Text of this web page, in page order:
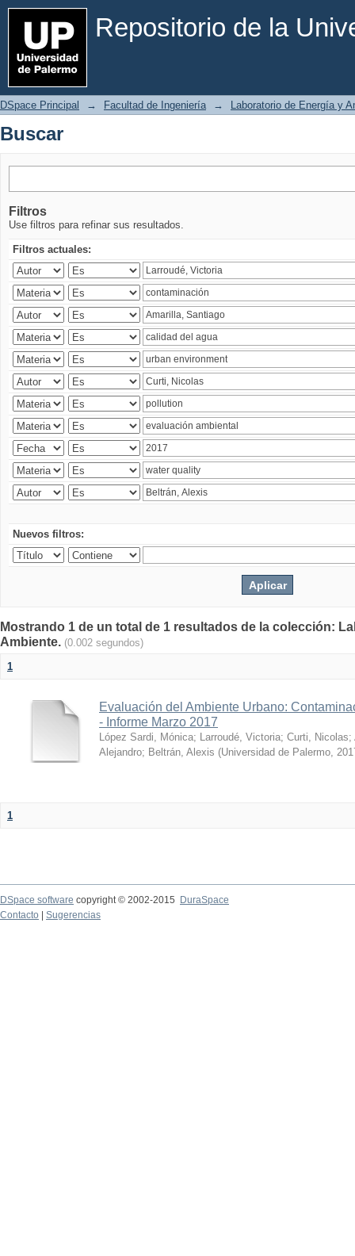
Repositorio de la
Buscar
DSpace Principal → Facultad de Ingeniería → Laboratorio de Energía y
Buscar
Filtros
Use filtros para refinar sus resultados.
Filtros actuales:
Nuevos filtros:
Mostrando 1 de un total de 1 resultados de la colección:
Ambiente. (0.002 segundos)
1
Evaluación del Ambiente Urbano:
- Informe Marzo 2017
López Sardi, Mónica; Larroudé, Victoria; Curti, Nicolas;
Alejandro; Beltrán, Alexis (Universidad de Palermo,
1
DSpace software copyright © 2002-2015
DuraSpace
Contacto
Sugerencias